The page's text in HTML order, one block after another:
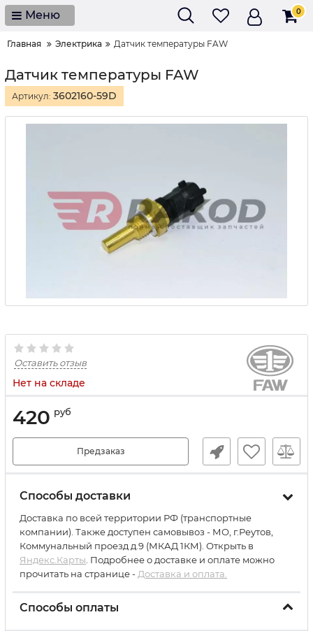
Меню 0
Главная Электрика Датчик температуры FAW
Датчик температуры FAW
Артикул: 3602160-59D
Оставить отзыв
Нет на складе
420 руб
Предзаказ
Способы доставки
Доставка по всей территории РФ (транспортные
компании). Также доступен самовывоз - МО, г.Реутов,
Коммунальный проезд д.9 (МКАД 1КМ). Открыть в
Яндекс.Карты . Подробнее о доставке и оплате можно
прочитать на странице - Доставка и оплата.
Способы оплаты